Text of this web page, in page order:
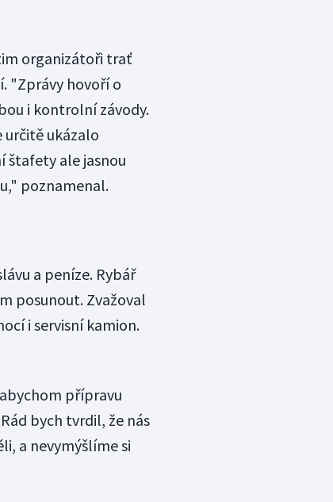
organizátoři trať
"Zprávy hovoří o
i kontrolní závody.
určitě ukázalo
štafety ale jasnou
poznamenal.
a peníze. Rybář
posunout. Zvažoval
i servisní kamion.
přípravu
bych tvrdil, že nás
a nevymýšlíme si